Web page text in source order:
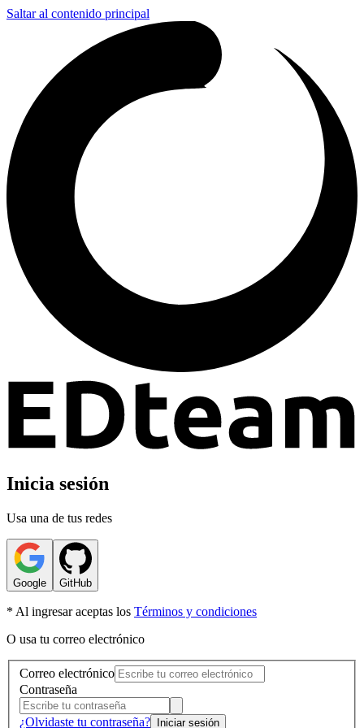
Saltar al contenido principal
Inicia sesión
Usa una de tus redes
Google GitHub
* Al ingresar aceptas los Términos y condiciones
O usa tu correo electrónico
Correo electrónico
Contraseña
¿Olvidaste tu contraseña? Iniciar sesión